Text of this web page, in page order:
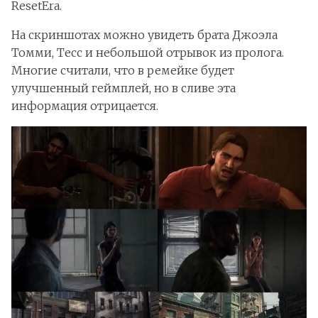
ResetEra.
На скриншотах можно увидеть брата Джоэла
Томми, Тесс и небольшой отрывок из пролога.
Многие считали, что в ремейке будет
улучшенный геймплей, но в сливе эта
информация отрицается.